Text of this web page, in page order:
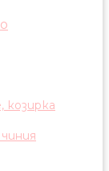
козирка